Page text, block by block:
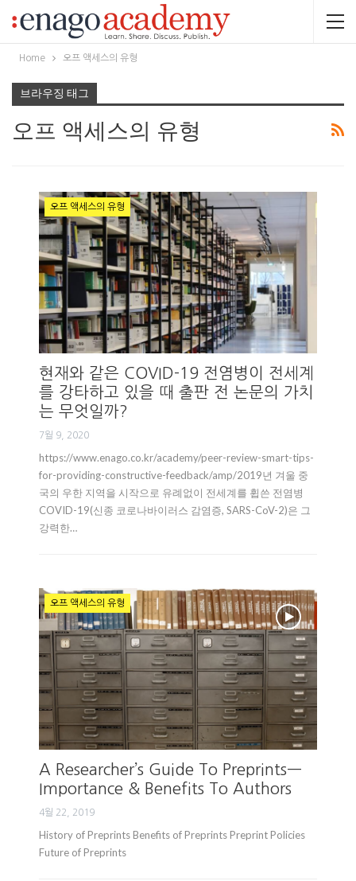
Home 오프 액세스의 유형
브라우징 태그
오프 액세스의 유형
오프 액세스의 유형
현재와 같은 COVID-19 전염병이 전세계
를 강타하고 있을 때 출판 전 논문의 가치
는 무엇일까?
7월 9, 2020
https://www.enago.co.kr/academy/peer-review-smart-tips-
for-providing-constructive-feedback/amp/2019년 겨울 중
국의 우한 지역을 시작으로 유례없이 전세계를 휩쓴 전염병
COVID-19(신종 코로나바이러스 감염증, SARS-CoV-2)은 그
강력한…
오프 액세스의 유형
A Researcher’s Guide To Preprints—
Importance & Benefits To Authors
4월 22, 2019
History of Preprints Benefits of Preprints Preprint Policies
Future of Preprints